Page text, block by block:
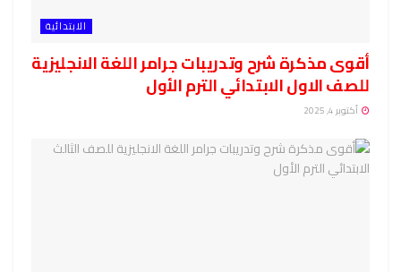
الابتدائية
أقوى مذكرة شرح وتدريبات جرامر اللغة الانجليزية
للصف الاول الابتدائي الترم الأول
أكتوبر 4, 2025